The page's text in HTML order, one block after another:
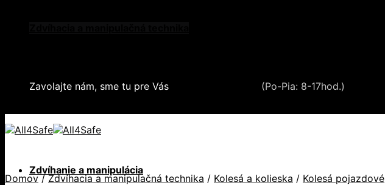
Zavolajte nám, sme tu pre Vás
(Po-Pia: 8-17hod.)
Zdvíhanie a manipulácia
Domov / Zdvíhacia a manipulačná technika / Kolesá a kolieska / Kolesá pojazdové